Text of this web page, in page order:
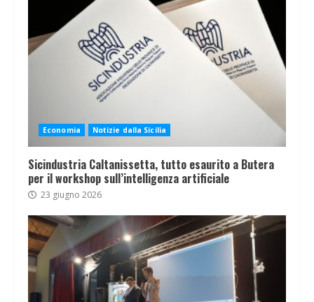
Economia Notizie dalla Sicilia
Sicindustria Caltanissetta, tutto esaurito a Butera
per il workshop sull’intelligenza artificiale
23 giugno 2026